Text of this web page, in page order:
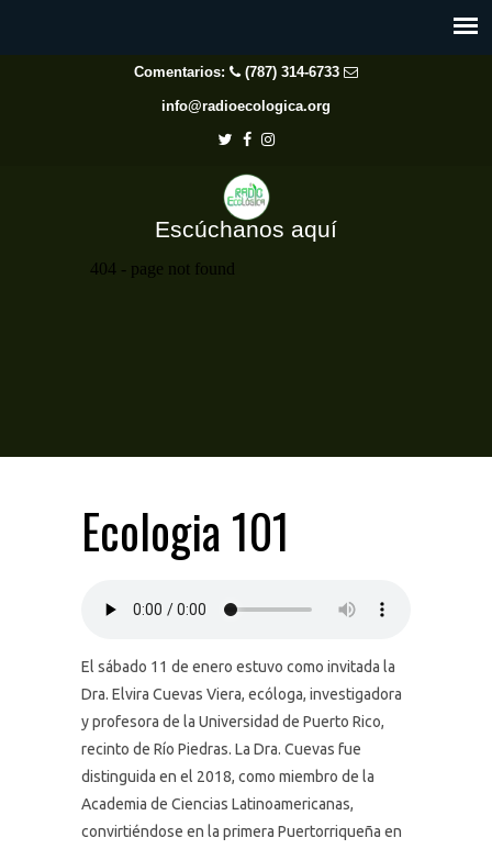
Comentarios: (787) 314-6733
info@radioecologica.org
Escúchanos aquí
Ecologia 101
El sábado 11 de enero estuvo como invitada la
Dra. Elvira Cuevas Viera, ecóloga, investigadora
y profesora de la Universidad de Puerto Rico,
recinto de Río Piedras. La Dra. Cuevas fue
distinguida en el 2018, como miembro de la
Academia de Ciencias Latinoamericanas,
convirtiéndose en la primera Puertorriqueña en